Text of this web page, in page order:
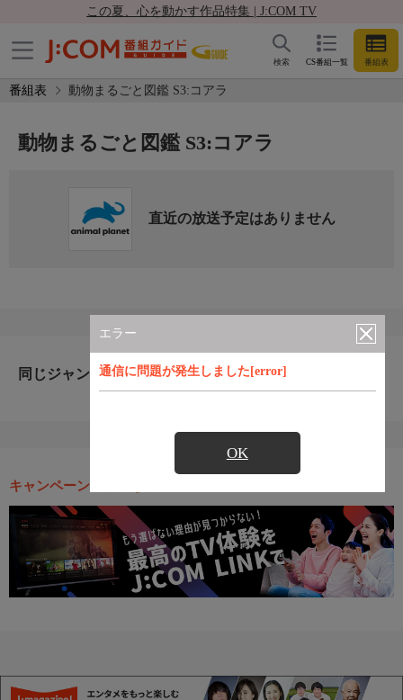
この夏、心を動かす作品特集 | J:COM TV
CS番組一覧 番組表
検索
番組表 動物まるごと図鑑 S3:コアラ
エラー
通信に問題が発生しました[error]
OK
動物まるごと図鑑 S3:コアラ
直近の放送予定はありません
同じジャンルのおすすめ番組
キャンペーン・お得な情報